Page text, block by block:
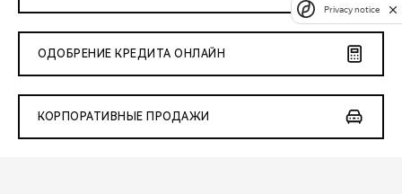
ОДОБРЕНИЕ КРЕДИТА ОНЛАЙН
КОРПОРАТИВНЫЕ ПРОДАЖИ
Privacy notice